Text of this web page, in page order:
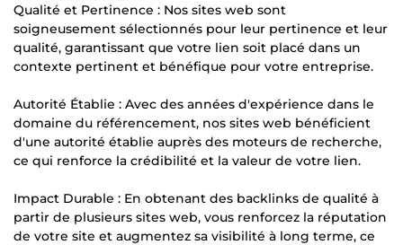
Qualité et Pertinence : Nos sites web sont
soigneusement sélectionnés pour leur pertinence et leur
qualité, garantissant que votre lien soit placé dans un
contexte pertinent et bénéfique pour votre entreprise.
Autorité Établie : Avec des années d'expérience dans le
domaine du référencement, nos sites web bénéficient
d'une autorité établie auprès des moteurs de recherche,
ce qui renforce la crédibilité et la valeur de votre lien.
Impact Durable : En obtenant des backlinks de qualité à
partir de plusieurs sites web, vous renforcez la réputation
de votre site et augmentez sa visibilité à long terme, ce